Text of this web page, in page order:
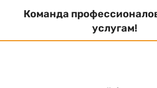
Команда
услугам!